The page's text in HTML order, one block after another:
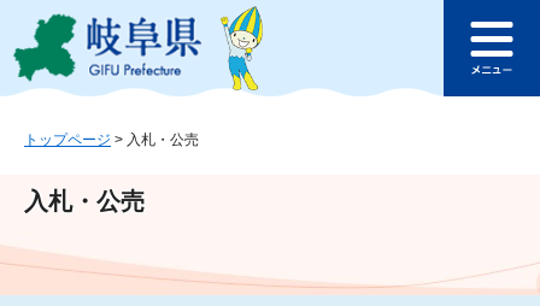
ジ
ュ
文
このページの本文へ
ュ
トップページ > 入札・公売
入札・公売